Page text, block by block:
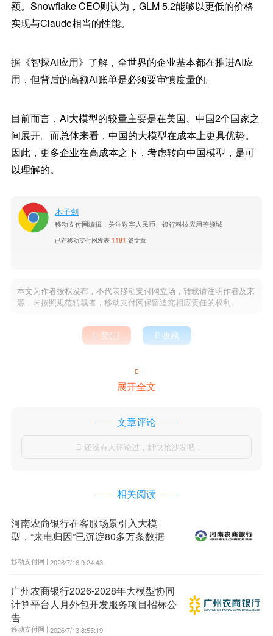
额。Snowflake CEO则认为，GLM 5.2能够以更低的价格
实现与Claude相当的性能。
据《智探AI应用》了解，全世界的企业基本都在推进AI应
用，但背后的高额AI账单是必须要审慎度量的。
目前而言，AI大模型的较量主要是在美国、中国2个国家之
间展开。而总体来看，中国的大模型在成本上更具优势。
因此，更多企业在高成本之下，考虑转向中国模型，是可
以理解的。
木子剑
移动支付网编辑，关注数字人民币、银行科技应用等领域
已在移动支付网发表 1181 篇文章
本文为作者授权发布，不代表移动支付网立场，转载请注明作者及来
源，未按照规范转载者，移动支付网保留追究相应责任的权利。
 赞()  收藏

展开全文
文章评论
 还没有人评论过，赶快抢沙发吧！
相关阅读
河南农商银行在客服场景引入大模
型，“来电归因”已沉淀80多万条数据
移动支付网 | 2026/7/16 9:24:43
广州农商银行2026-2028年大模型协同
计算平台人月外包开发服务项目招标公
告
移动支付网 | 2026/7/13 8:55:19